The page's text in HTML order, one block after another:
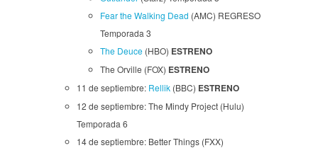
Fear the Walking Dead (AMC) REGRESO
Temporada 3
The Deuce (HBO) ESTRENO
The Orville (FOX) ESTRENO
11 de septiembre: Rellik(BBC) ESTRENO
12 de septiembre: The Mindy Project (Hulu)
Temporada 6
14 de septiembre: Better Things (FXX)